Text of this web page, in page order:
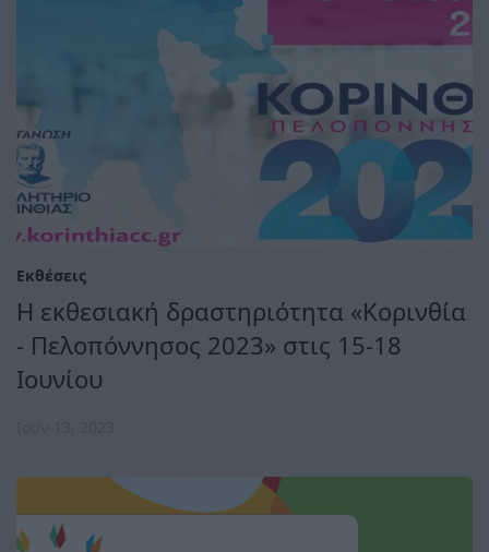
Εκθέσεις
Η εκθεσιακή δραστηριότητα «Κορινθία
- Πελοπόννησος 2023» στις 15-18
Ιουνίου